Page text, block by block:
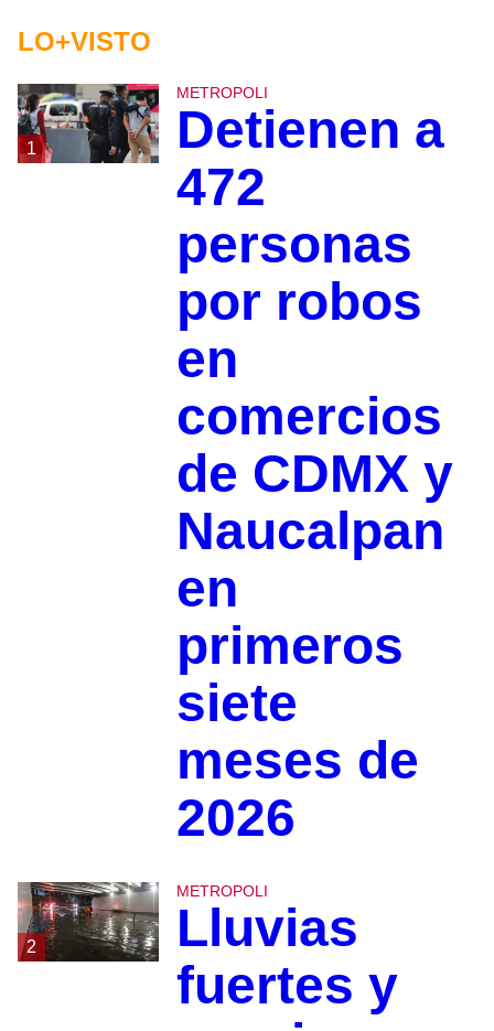
LO+VISTO
1
METROPOLI
Detienen a
472
personas
por robos
en
comercios
de CDMX y
Naucalpan
en
primeros
siete
meses de
2026
2
METROPOLI
Lluvias
fuertes y